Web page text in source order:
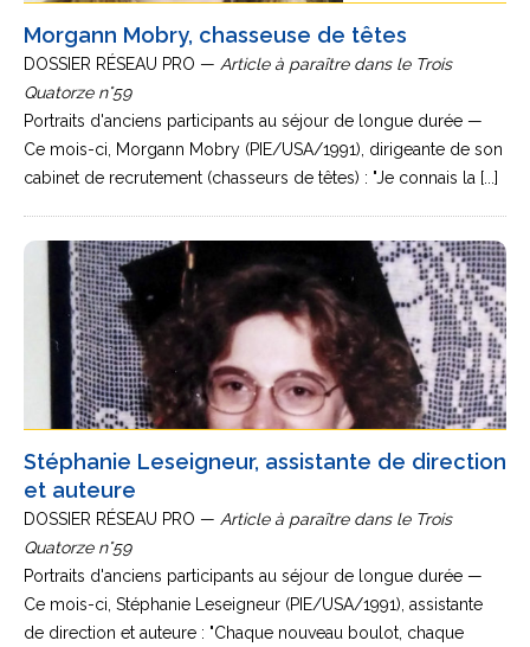
Morgann Mobry, chasseuse de têtes
DOSSIER RÉSEAU PRO — Article à paraître dans le Trois
Quatorze n°59
Portraits d'anciens participants au séjour de longue durée —
Ce mois-ci, Morgann Mobry (PIE/USA/1991), dirigeante de son
cabinet de recrutement (chasseurs de têtes) : "Je connais la [...]
Stéphanie Leseigneur, assistante de direction
et auteure
DOSSIER RÉSEAU PRO — Article à paraître dans le Trois
Quatorze n°59
Portraits d'anciens participants au séjour de longue durée —
Ce mois-ci, Stéphanie Leseigneur (PIE/USA/1991), assistante
de direction et auteure : "Chaque nouveau boulot, chaque